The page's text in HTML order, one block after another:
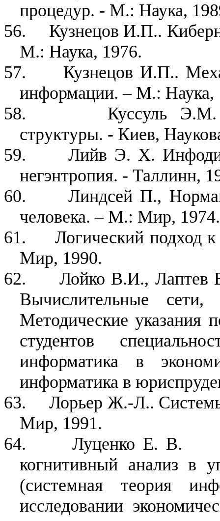
процедур. - М.: Наука,
56.
Кузнецов И.П..
М.: Наука, 1976.
57.
Кузнецов И.П..
информации. – М.: Наука,
58.
Куссуль Э.М.
структуры. - Киев,
59.
Лийв Э. Х.
негэнтропия. - Таллинн,
60.
Линдсей П.,
человека. – М.: Мир, 1974.
61.
Логический подход
Мир, 1990.
62.
Лойко В.И.,
Вычислительные
Методические указания
студентов
информатика в
информатика в
63.
Лорьер Ж.-Л..
Мир, 1991.
64.
Луценко Е. В.
когнитивный анализ в
(системная теория
исследовании